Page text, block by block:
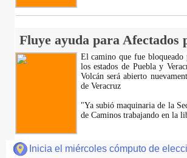
Fluye ayuda para Afectados
El camino que fue
los estados de Puebla y
Volcán será abierto
de Veracruz
"Ya subió maquinaria de la
de Caminos trabajando en la
Inicia el miércoles cómputo de